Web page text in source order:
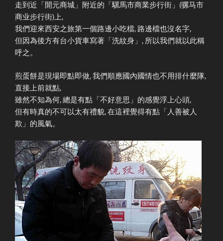
走到近「開元商城」附近的「騾馬市商業步行街」(骡马市
商业步行街)上,
我們迎來西安之旅第一個路邊小吃檔, 路邊檔也沒名字,
但因為後方有台小貨車寫著「洗紋身」, 所以我們就以此稱
呼之。
煎蛋餅是現場即點即做, 我們順應國內國情也不用排什麼隊,
直接上前就點,
雖然不知為何, 總是有點「不好意思」的感覺浮上心頭,
但有時真的不可以太有禮貌, 在這裡覺得有點「人善被人
欺」的風氣。